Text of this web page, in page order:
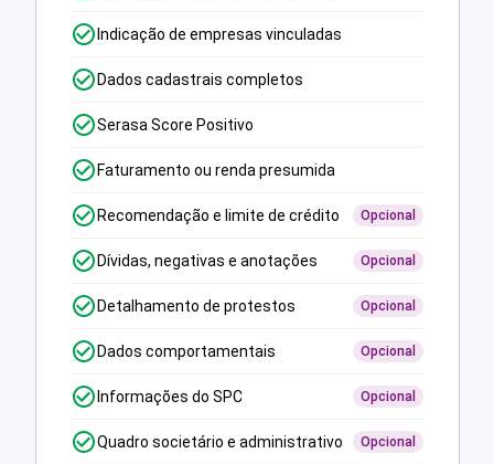
Indicação de empresas vinculadas
Dados cadastrais completos
Serasa Score Positivo
Faturamento ou renda presumida
Recomendação e limite de crédito Opcional
Dívidas, negativas e anotações Opcional
Detalhamento de protestos Opcional
Dados comportamentais Opcional
Informações do SPC Opcional
Quadro societário e administrativo Opcional